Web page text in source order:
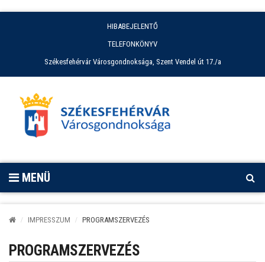
HIBABEJELENTŐ
TELEFONKÖNYV
Székesfehérvár Városgondnoksága, Szent Vendel út 17./a
MENÜ
IMPRESSZUM PROGRAMSZERVEZÉS
PROGRAMSZERVEZÉS